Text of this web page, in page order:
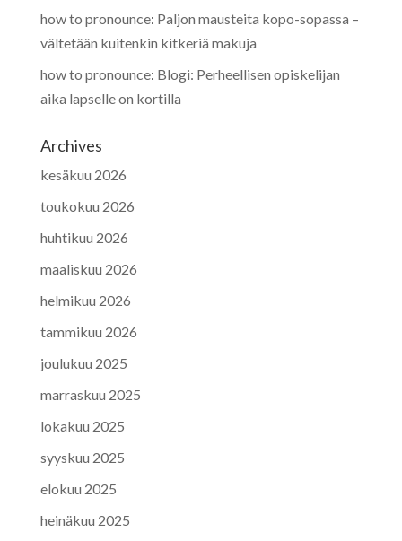
how to pronounce: Paljon mausteita kopo-sopassa –
vältetään kuitenkin kitkeriä makuja
how to pronounce: Blogi: Perheellisen opiskelijan
aika lapselle on kortilla
Archives
kesäkuu 2026
toukokuu 2026
huhtikuu 2026
maaliskuu 2026
helmikuu 2026
tammikuu 2026
joulukuu 2025
marraskuu 2025
lokakuu 2025
syyskuu 2025
elokuu 2025
heinäkuu 2025